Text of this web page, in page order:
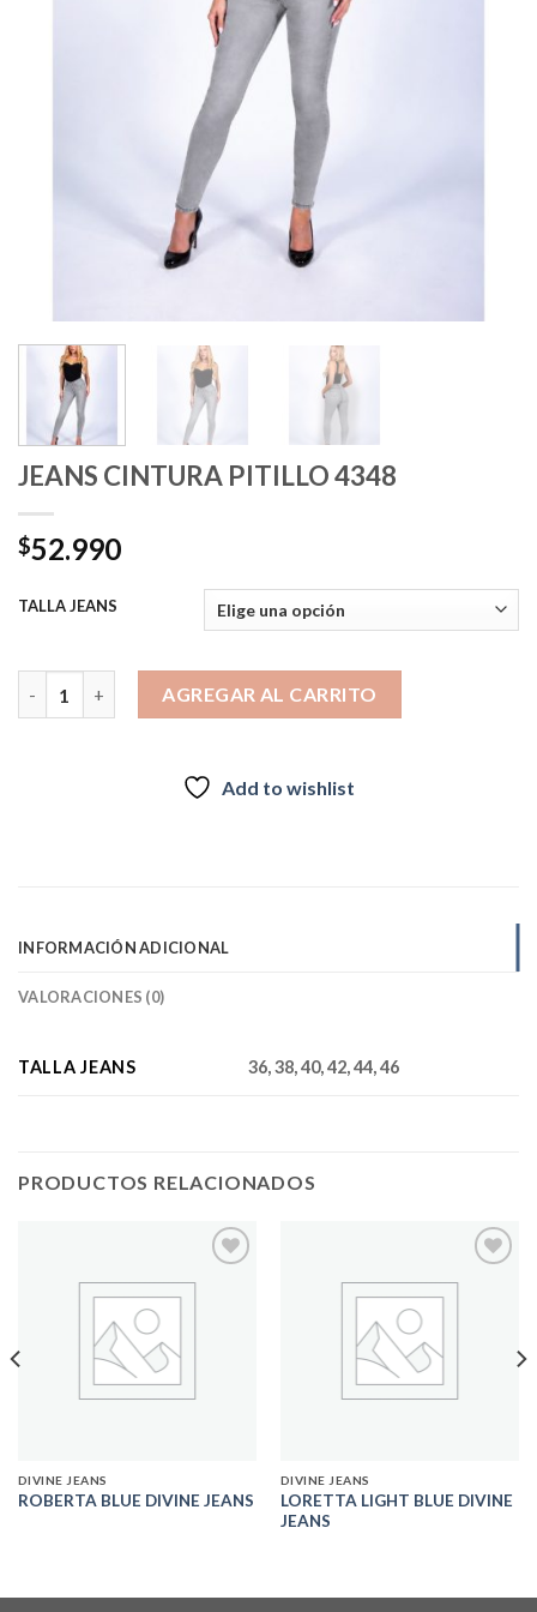
JEANS CINTURA PITILLO 4348
$52.990
TALLA JEANS
AGREGAR AL CARRITO
Add to wishlist
INFORMACIÓN ADICIONAL
VALORACIONES (0)
TALLA JEANS 36, 38, 40, 42, 44, 46
PRODUCTOS RELACIONADOS
DIVINE JEANS
ROBERTA BLUE DIVINE JEANS
DIVINE JEANS
LORETTA LIGHT BLUE DIVINE
JEANS